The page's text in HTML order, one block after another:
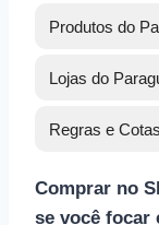
Produtos do
Lojas do
Regras e Cotas
Comprar no
se você focar